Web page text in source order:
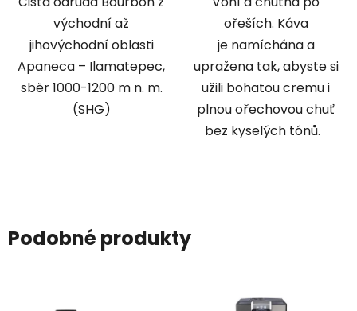
východní až
jihovýchodní oblasti
Apaneca – Ilamatepec,
sběr 1000-1200 m n. m.
(SHG)
ořeších. Káva
je namíchána a
upražena tak, abyste si
užili bohatou cremu i
plnou ořechovou chuť
bez kyselých tónů.
Podobné produkty